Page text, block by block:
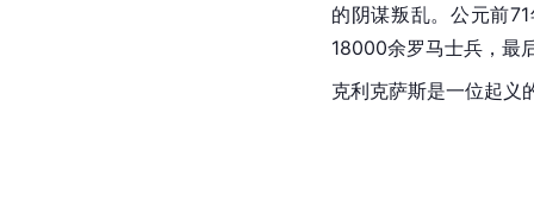
的阴谋叛乱。公元前
18000余罗马士兵，最
克利克萨斯是一位起义